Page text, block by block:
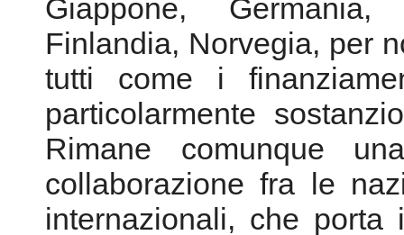
collaborazione fra le
internazionali, che
ospitare gli artisti,
degli stessi di
Soprattutto i paesi
della propria cultura,